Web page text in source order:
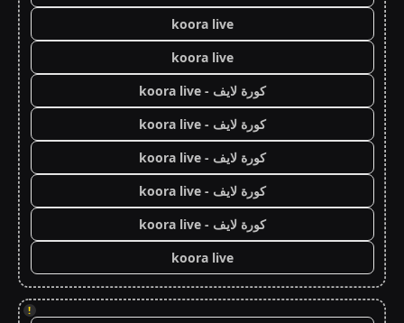
koora live
koora live
كورة لايف - koora live
كورة لايف - koora live
كورة لايف - koora live
كورة لايف - koora live
كورة لايف - koora live
koora live
!